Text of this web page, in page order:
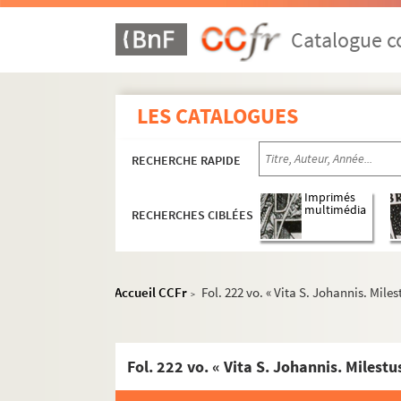
Catalogue
LES CATALOGUES
RECHERCHE RAPIDE
RECHERCHES CIBLÉES
Imprimés
multimédia
Accueil CCFr > Fol. 222 vo. « Vita S. Johannis.
Fol. 13 vo. « Passio sancti Eustachii. In
Fol. 19. « Vita sancti Vulganii. Igitur
Fol. 28. « Passio sancti Theodori
Fol. 30 vo. « Vita sancti Martini. Severus
Fol. 65. « Vita sancti Bricii episcopi. Igitur
Fol. 66. « Vita sancti Macuti episcopi.
Fol. 70. « Vita sancti Aniani. In illo
Fol. 73. « Revelatio quam transmisit
Fol. 100. « Miraculun ejusdem. In divinis
Fol. 101. « Passio sancti Grisogoni. Omnia